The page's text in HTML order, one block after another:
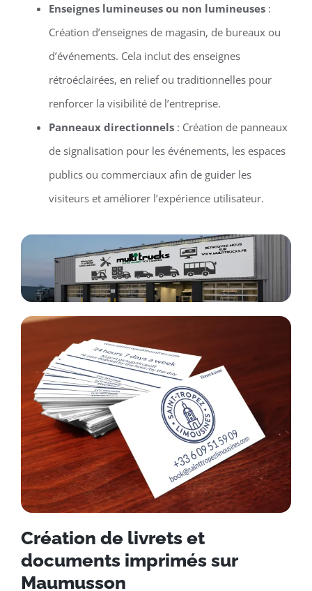
Enseignes lumineuses ou non lumineuses:
Création d’enseignes de magasin, de bureaux ou
d’événements. Cela inclut des enseignes
rétroéclairées, en relief ou traditionnelles pour
renforcer la visibilité de l’entreprise.
Panneaux directionnels: Création de panneaux
de signalisation pour les événements, les espaces
publics ou commerciaux afin de guider les
visiteurs et améliorer l’expérience utilisateur.
Création de livrets et
documents imprimés sur
Maumusson